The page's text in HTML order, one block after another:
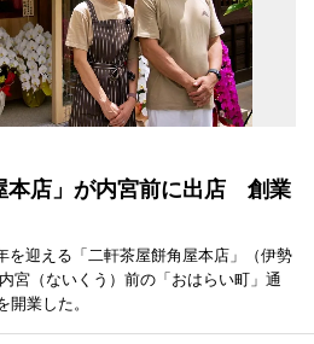
本店」が内宮前に出店 創業
を迎える「二軒茶屋餅角屋本店」（伊勢
宮（ないくう）前の「おはらい町」通
業した。